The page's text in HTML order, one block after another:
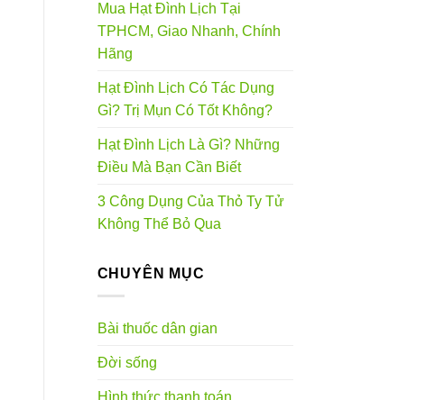
Mua Hạt Đình Lịch Tại
TPHCM, Giao Nhanh, Chính
Hãng
Hạt Đình Lịch Có Tác Dụng
Gì? Trị Mụn Có Tốt Không?
Hạt Đình Lịch Là Gì? Những
Điều Mà Bạn Cần Biết
3 Công Dụng Của Thỏ Ty Tử
Không Thể Bỏ Qua
CHUYÊN MỤC
Bài thuốc dân gian
Đời sống
Hình thức thanh toán